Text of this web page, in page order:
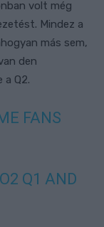
volt még
Mindez a
más sem,
den
Q2.
FANS
Q1 AND